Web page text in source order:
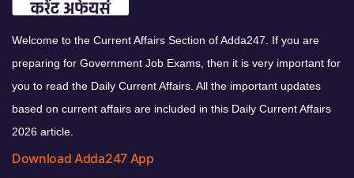
Welcome to the Current Affairs Section of Adda247. If you are
preparing for Government Job Exams, then it is very important for
you to read the Daily Current Affairs. All the important updates
based on current affairs are included in this Daily Current Affairs
2026 article.
Download Adda247 App